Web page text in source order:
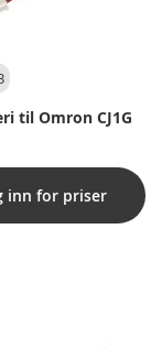
til Omron CJ1G
inn for priser